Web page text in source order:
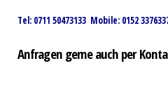
Tel: 0711 50473133 Mobile: 0152
Anfragen gerne auch per